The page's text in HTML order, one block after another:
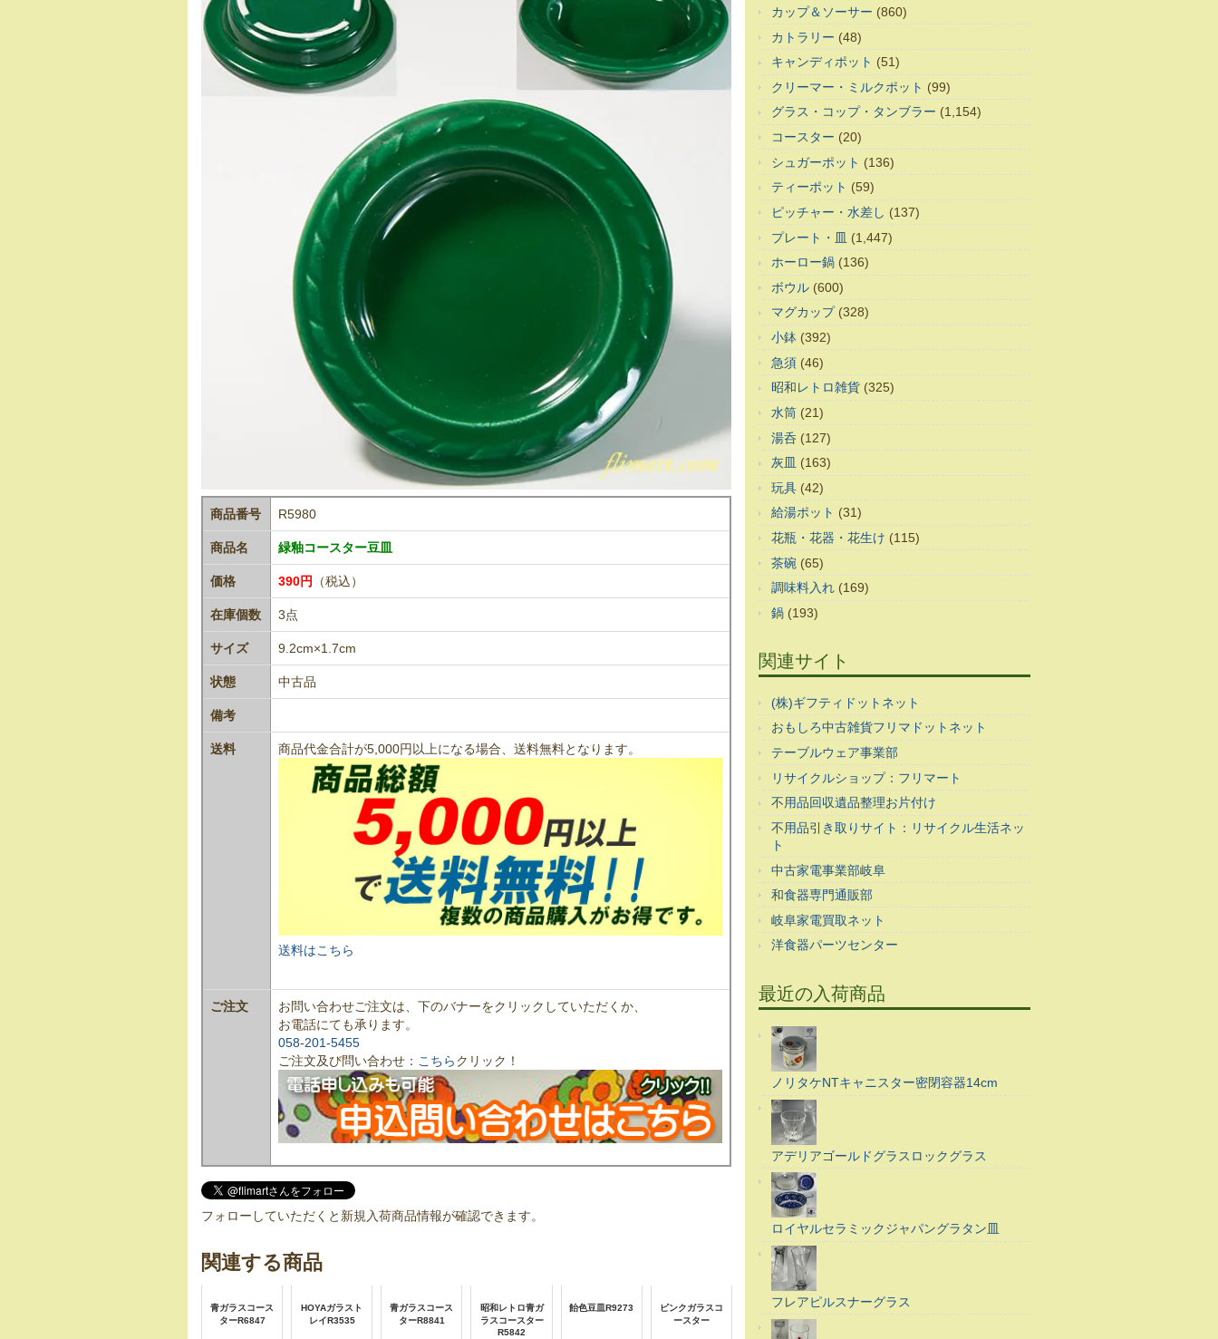
商品番号 R5980
商品名 緑釉コースター豆皿
価格 390円 （税込）
在庫個数 3点
サイズ 9.2cm×1.7cm
状態 中古品
備考
送料 商品代金合計が5,000円以上になる場合、送料無料となります。
送料はこちら
ご注文
お問い合わせご注文は、下のバナーをクリックしていただくか、
お電話にても承ります。
058-201-5455
ご注文及び問い合わせ： こちらクリック！
フォローしていただくと新規入荷商品情報が確認できます。
関連する商品
青ガラスコース
ターR6847
HOYAガラスト
レイR3535
青ガラスコース
ターR8841
昭和レトロ青ガ
ラスコースター
R5842
飴色豆皿R9273
ピンクガラスコ
ースター
カップ＆ソーサー (860)
カトラリー (48)
キャンディポット (51)
クリーマー・ミルクポット (99)
グラス・コップ・タンブラー (1,154)
コースター (20)
シュガーポット (136)
ティーポット (59)
ピッチャー・水差し (137)
プレート・皿 (1,447)
ホーロー鍋 (136)
ボウル (600)
マグカップ(328)
小鉢 (392)
急須 (46)
昭和レトロ雑貨 (325)
水筒 (21)
湯呑 (127)
灰皿 (163)
玩具 (42)
給湯ポット (31)
花瓶・花器・花生け (115)
茶碗 (65)
調味料入れ (169)
鍋 (193)
関連サイト
(株)ギフティドットネット
おもしろ中古雑貨フリマドットネット
テーブルウェア事業部
リサイクルショップ：フリマート
不用品回収遺品整理お片付け
不用品引き取りサイト：リサイクル生活ネッ
ト
中古家電事業部岐阜
和食器専門通販部
岐阜家電買取ネット
洋食器パーツセンター
最近の入荷商品
ノリタケNTキャニスター密閉容器14cm
アデリアゴールドグラスロックグラス
ロイヤルセラミックジャパングラタン皿
フレアピルスナーグラス